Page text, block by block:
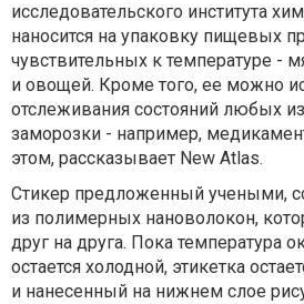
исследовательского института
наносится на упаковку пищевых
чувствительных к температуре -
и овощей. Кроме того, ее можно
отслеживания состояний любых
заморозки - например,
этом, рассказывает New Atlas.
Стикер предложенный учеными,
из полимерных нановолокон,
друг на друга. Пока температура
остается холодной, этикетка
и нанесенный на нижнем слое